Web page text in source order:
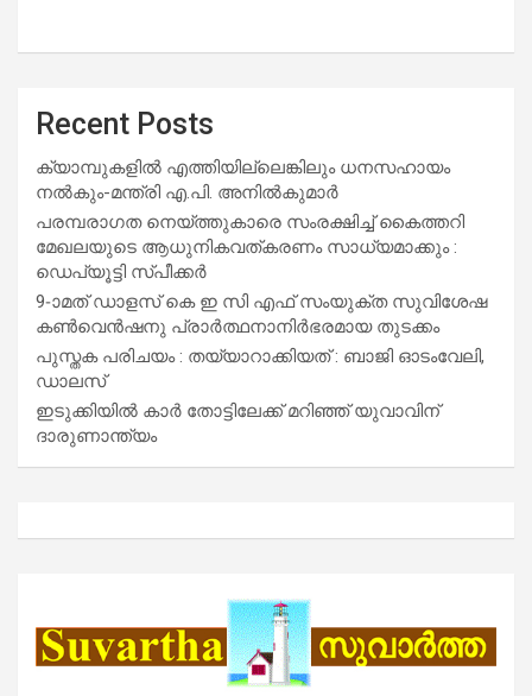
Recent Posts
ക്യാമ്പുകളിൽ എത്തിയില്ലെങ്കിലും ധനസഹായം
നൽകും-മന്ത്രി എ.പി. അനിൽകുമാർ
പരമ്പരാഗത നെയ്ത്തുകാരെ സംരക്ഷിച്ച് കൈത്തറി
മേഖലയുടെ ആധുനികവത്കരണം സാധ്യമാക്കും :
ഡെപ്യൂട്ടി സ്പീക്കർ
9-ാമത് ഡാളസ് കെ ഇ സി എഫ് സംയുക്ത സുവിശേഷ
കൺവെൻഷനു പ്രാർത്ഥനാനിർഭരമായ തുടക്കം
പുസ്തക പരിചയം : തയ്യാറാക്കിയത് : ബാജി ഓടംവേലി,
ഡാലസ്
ഇടുക്കിയിൽ കാർ തോട്ടിലേക്ക് മറിഞ്ഞ് യുവാവിന്
ദാരുണാന്ത്യം